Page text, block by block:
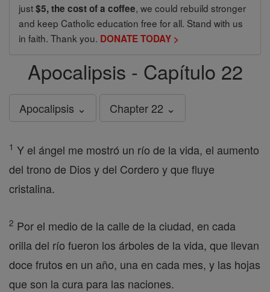
just$5, the cost of a coffee, we could rebuild stronger
and keep Catholic education free for all. Stand with us
in faith. Thank you. DONATE TODAY >
Apocalipsis - Capítulo 22
Apocalipsis ⌄ Chapter 22 ⌄
1 Y el ángel me mostró un río de la vida, el aumento
del trono de Dios y del Cordero y que fluye
cristalina.
2 Por el medio de la calle de la ciudad, en cada
orilla del río fueron los árboles de la vida, que llevan
doce frutos en un año, una en cada mes, y las hojas
que son la cura para las naciones.